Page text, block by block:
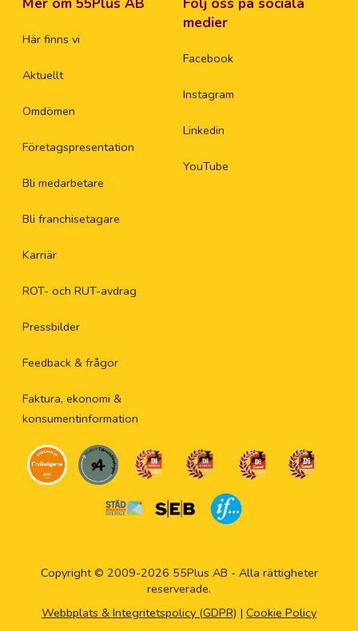
Mer om 55Plus AB
Här finns vi
Aktuellt
Omdömen
Företagspresentation
Bli medarbetare
Bli franchisetagare
Karriär
ROT- och RUT-avdrag
Pressbilder
Feedback & frågor
Faktura, ekonomi &
konsumentinformation
Följ oss på sociala
medier
Facebook
Instagram
Linkedin
YouTube
Copyright © 2009-2026 55Plus AB - Alla rättigheter
reserverade.
Webbplats & Integritetspolicy (GDPR) | Cookie Policy